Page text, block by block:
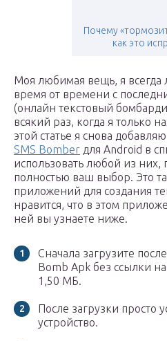
Почему
как это
Моя любимая вещь, я всегда
время от времени с
(онлайн текстовый
всякий раз, когда я только
этой статье я снова
SMS Bomber для Android в
использовать любой из
полностью ваш выбор. Это
приложений для создания
нравится, что в этом
ней вы узнаете ниже.
Сначала загрузите
Bomb Apk без ссылки
1,50 МБ.
После загрузки просто
устройство.